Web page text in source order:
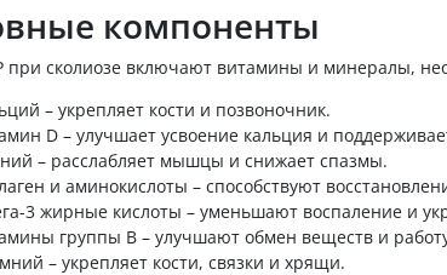
компоненты
при сколиозе включают витамины и минералы,
– укрепляет кости и позвоночник.
D – улучшает усвоение кальция и
– расслабляет мышцы и снижает спазмы.
и аминокислоты – способствуют
3 жирные кислоты – уменьшают воспаление и
группы B – улучшают обмен веществ и
– укрепляет кости, связки и хрящи.